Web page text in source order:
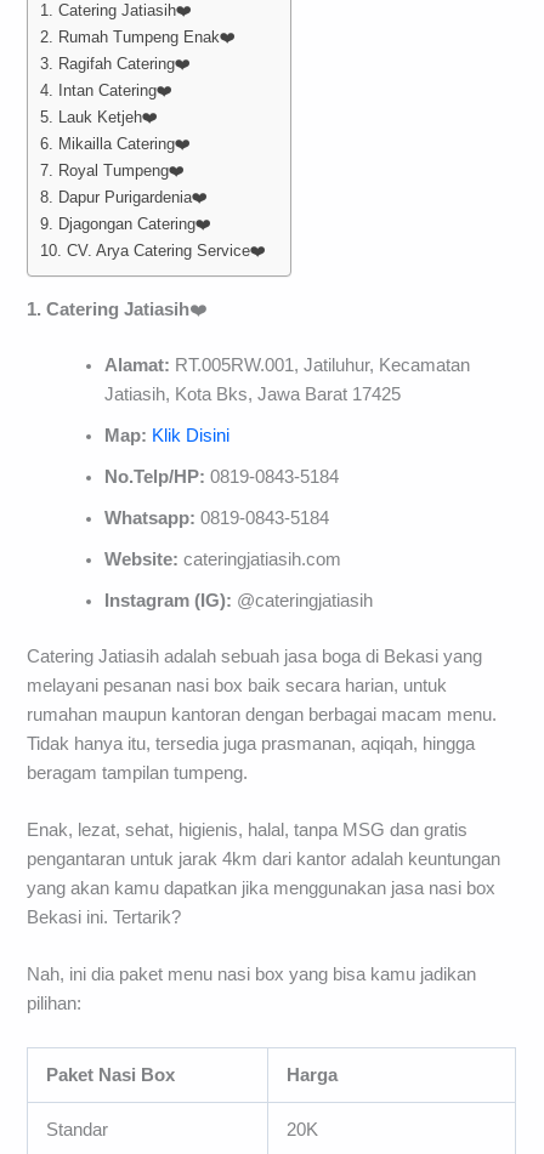
1. Catering Jatiasih❤️
2. Rumah Tumpeng Enak❤️
3. Ragifah Catering❤️
4. Intan Catering❤️
5. Lauk Ketjeh❤️
6. Mikailla Catering❤️
7. Royal Tumpeng❤️
8. Dapur Purigardenia❤️
9. Djagongan Catering❤️
10. CV. Arya Catering Service❤️
1. Catering Jatiasih❤️
Alamat: RT.005RW.001, Jatiluhur, Kecamatan
Jatiasih, Kota Bks, Jawa Barat 17425
Map: Klik Disini
No.Telp/HP:0819-0843-5184
Whatsapp:0819-0843-5184
Website:cateringjatiasih.com
Instagram (IG): @cateringjatiasih
Catering Jatiasih adalah sebuah jasa boga di Bekasi yang
melayani pesanan nasi box baik secara harian, untuk
rumahan maupun kantoran dengan berbagai macam menu.
Tidak hanya itu, tersedia juga prasmanan, aqiqah, hingga
beragam tampilan tumpeng.
Enak, lezat, sehat, higienis, halal, tanpa MSG dan gratis
pengantaran untuk jarak 4km dari kantor adalah keuntungan
yang akan kamu dapatkan jika menggunakan jasa nasi box
Bekasi ini. Tertarik?
Nah, ini dia paket menu nasi box yang bisa kamu jadikan
pilihan:
Paket Nasi Box Harga
Standar 20K